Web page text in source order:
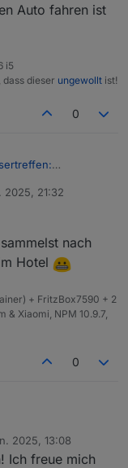
einfach
noch Plätze
passt alles so.
kommen,
keine
oder sehen, ich
Auto fahren ist
i5
dieser ungewollt ist!
0
nachbuchen.
6 Stunden Auto
;)
2025, 21:32
nach
Hotel
+ FritzBox7590 + 2
& Xiaomi, NPM 10.9.7,
0
Stunde noch eine
2025, 13:08
Ich freue mich